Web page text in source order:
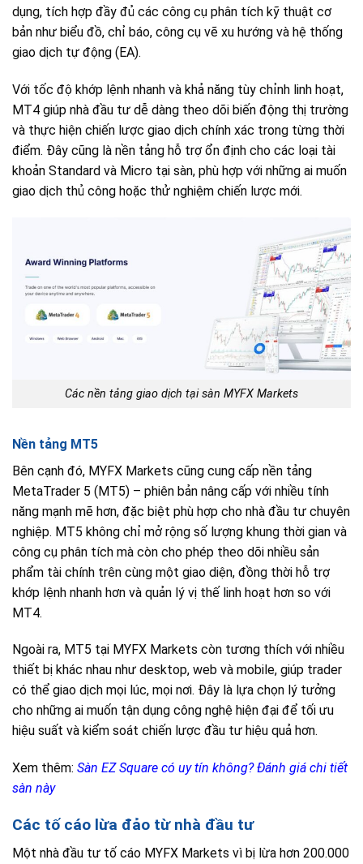
dụng, tích hợp đầy đủ các công cụ phân tích kỹ thuật cơ
bản như biểu đồ, chỉ báo, công cụ vẽ xu hướng và hệ thống
giao dịch tự động (EA).
Với tốc độ khớp lệnh nhanh và khả năng tùy chỉnh linh hoạt,
MT4 giúp nhà đầu tư dễ dàng theo dõi biến động thị trường
và thực hiện chiến lược giao dịch chính xác trong từng thời
điểm. Đây cũng là nền tảng hỗ trợ ổn định cho các loại tài
khoản Standard và Micro tại sàn, phù hợp với những ai muốn
giao dịch thủ công hoặc thử nghiệm chiến lược mới.
Các nền tảng giao dịch tại sàn MYFX Markets
Nền tảng MT5
Bên cạnh đó, MYFX Markets cũng cung cấp nền tảng
MetaTrader 5 (MT5) – phiên bản nâng cấp với nhiều tính
năng mạnh mẽ hơn, đặc biệt phù hợp cho nhà đầu tư chuyên
nghiệp. MT5 không chỉ mở rộng số lượng khung thời gian và
công cụ phân tích mà còn cho phép theo dõi nhiều sản
phẩm tài chính trên cùng một giao diện, đồng thời hỗ trợ
khớp lệnh nhanh hơn và quản lý vị thế linh hoạt hơn so với
MT4.
Ngoài ra, MT5 tại MYFX Markets còn tương thích với nhiều
thiết bị khác nhau như desktop, web và mobile, giúp trader
có thể giao dịch mọi lúc, mọi nơi. Đây là lựa chọn lý tưởng
cho những ai muốn tận dụng công nghệ hiện đại để tối ưu
hiệu suất và kiểm soát chiến lược đầu tư hiệu quả hơn.
Xem thêm: Sàn EZ Square có uy tín không? Đánh giá chi tiết
sàn này
Các tố cáo lừa đảo từ nhà đầu tư
Một nhà đầu tư tố cáo MYFX Markets vì bị lừa hơn 200.000